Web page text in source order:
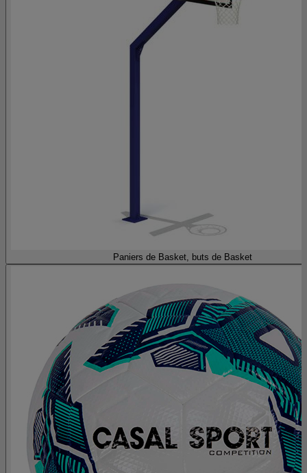
Paniers de Basket, buts de Basket